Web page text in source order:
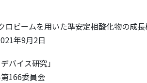
ビームを用いた準安定相酸化物の成長
年9月2日
バイス研究」
166委員会